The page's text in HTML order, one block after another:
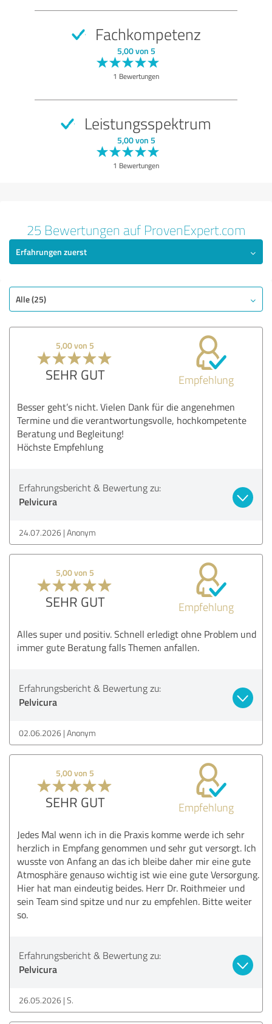
Fachkompetenz
5,00 von 5
1 Bewertungen
Leistungsspektrum
5,00 von 5
1 Bewertungen
25 Bewertungen auf ProvenExpert.com
Erfahrungen zuerst
Alle (25)
5,00 von 5
SEHR GUT Empfehlung
Besser geht’s nicht. Vielen Dank für die angenehmen
Termine und die verantwortungsvolle, hochkompetente
Beratung und Begleitung!
Höchste Empfehlung
Erfahrungsbericht & Bewertung zu:
Pelvicura
24.07.2026 Anonym
5,00 von 5
SEHR GUT Empfehlung
Alles super und positiv. Schnell erledigt ohne Problem und
immer gute Beratung falls Themen anfallen.
Erfahrungsbericht & Bewertung zu:
Pelvicura
02.06.2026 Anonym
5,00 von 5
SEHR GUT Empfehlung
Jedes Mal wenn ich in die Praxis komme werde ich sehr
herzlich in Empfang genommen und sehr gut versorgt. Ich
wusste von Anfang an das ich bleibe daher mir eine gute
Atmosphäre genauso wichtig ist wie eine gute Versorgung.
Hier hat man eindeutig beides. Herr Dr. Roithmeier und
sein Team sind spitze und nur zu empfehlen. Bitte weiter
so.
Erfahrungsbericht & Bewertung zu:
Pelvicura
26.05.2026 S.